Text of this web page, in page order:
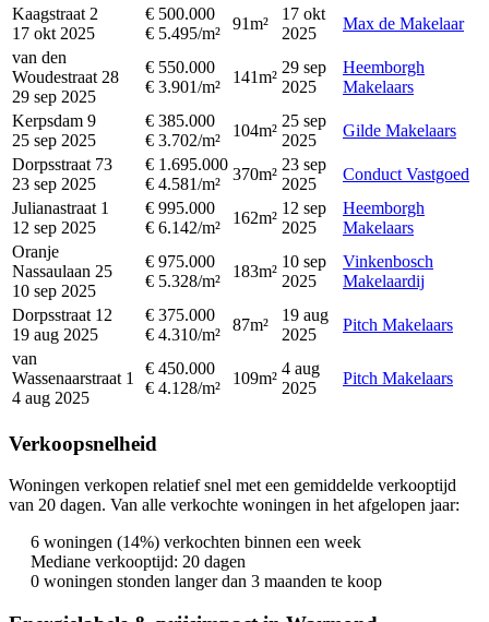
Kaagstraat 2
17 okt 2025
€ 500.000
€ 5.495/m²
91m²
17 okt
2025
Max de Makelaar
van den
Woudestraat 28
29 sep 2025
€ 550.000
€ 3.901/m²
141m²
29 sep
2025
Heemborgh
Makelaars
Kerpsdam 9
25 sep 2025
€ 385.000
€ 3.702/m²
104m²
25 sep
2025
Gilde Makelaars
Dorpsstraat 73
23 sep 2025
€ 1.695.000
€ 4.581/m²
370m²
23 sep
2025
Conduct Vastgoed
Julianastraat 1
12 sep 2025
€ 995.000
€ 6.142/m²
162m²
12 sep
2025
Heemborgh
Makelaars
Oranje
Nassaulaan 25
10 sep 2025
€ 975.000
€ 5.328/m²
183m²
10 sep
2025
Vinkenbosch
Makelaardij
Dorpsstraat 12
19 aug 2025
€ 375.000
€ 4.310/m²
87m²
19 aug
2025
Pitch Makelaars
van
Wassenaarstraat 1
4 aug 2025
€ 450.000
€ 4.128/m²
109m²
4 aug
2025
Pitch Makelaars
Verkoopsnelheid
Woningen verkopen relatief snel met een gemiddelde verkooptijd
van 20 dagen. Van alle verkochte woningen in het afgelopen jaar:
6 woningen (14%) verkochten binnen een week
Mediane verkooptijd: 20 dagen
0 woningen stonden langer dan 3 maanden te koop